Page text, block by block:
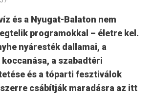
és a Nyugat-Balaton nem
programokkal – életre kel.
nyáresték dallamai, a
a szabadtéri
és a tóparti fesztiválok
csábítják maradásra az itt